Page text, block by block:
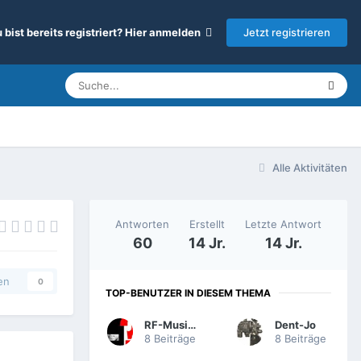
bist bereits registriert? Hier anmelden Jetzt registrieren
Alle Aktivitäten
0
Antworten
60
Erstellt
14 Jr.
Letzte Antwort
14 Jr.
TOP-BENUTZER IN DIESEM THEMA
RF-Musiker
8 Beiträge
Dent-Jo
8 Beiträge